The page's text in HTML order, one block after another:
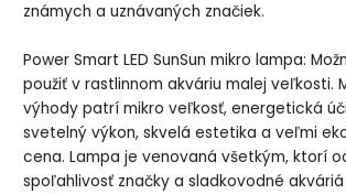
známych a uznávaných značiek.
Power Smart LED SunSun mikro lampa:
použiť v rastlinnom akváriu malej veľkosti.
výhody patrí mikro veľkosť, energetická
svetelný výkon, skvelá estetika a veľmi
cena. Lampa je venovaná všetkým, ktorí
spoľahlivosť značky a sladkovodné